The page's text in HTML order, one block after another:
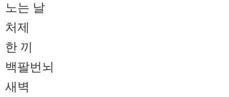
노는 날
처제
한 끼
백팔번뇌
새벽